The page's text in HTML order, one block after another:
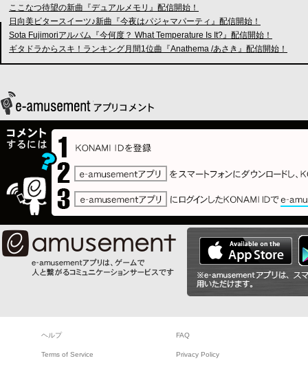
ここなつ待望の新曲『デュアルメモリ』配信開始！
日向美ビタースイーツ♪新曲『今夜はパジャマパーティ』配信開始！
Sota Fujimoriアルバム『今何度？ What Temperature Is It?』配信開始！
ギタドラからスキ！ランキング月間1位曲『Anathema /あさき』配信開始！
ヘルプ FAQ
Terms of Service Privacy Policy